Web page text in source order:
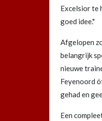
Excelsior te
goed idee."
Afgelopen
belangrijk
nieuwe
Feyenoord
gehad en
Een